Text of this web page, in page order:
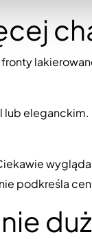
fronty
podkreśla